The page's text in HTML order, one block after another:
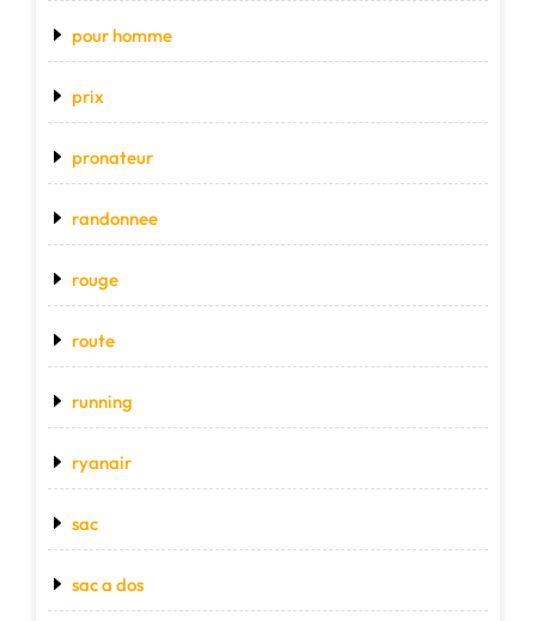
pour homme
prix
pronateur
randonnee
rouge
route
running
ryanair
sac
sac a dos